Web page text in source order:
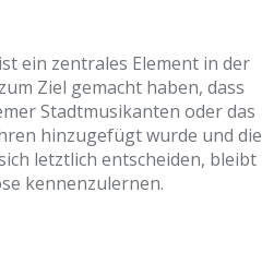
ein zentrales Element in der
Ziel gemacht haben, dass
Stadtmusikanten oder das
hinzugefügt wurde und die
letztlich entscheiden, bleibt
kennenzulernen.